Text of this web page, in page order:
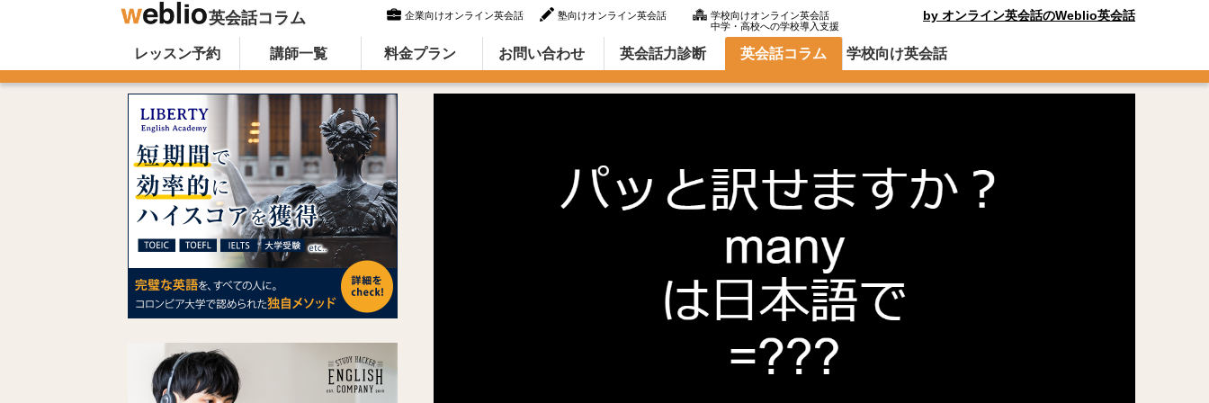
英会話コラム 企業向けオンライン英会話 塾向けオンライン英会話
学校向けオンライン英会話
中学・高校への学校導入支援
by オンライン英会話のWeblio英会話
オンライン英会話のWeblio英会話コラム（英語での言い方・英語表現）
Skip to content
レッスン予約 講師一覧 料金プラン お問い合わせ 英会話力診断 英会話コラム 学校向け英会話